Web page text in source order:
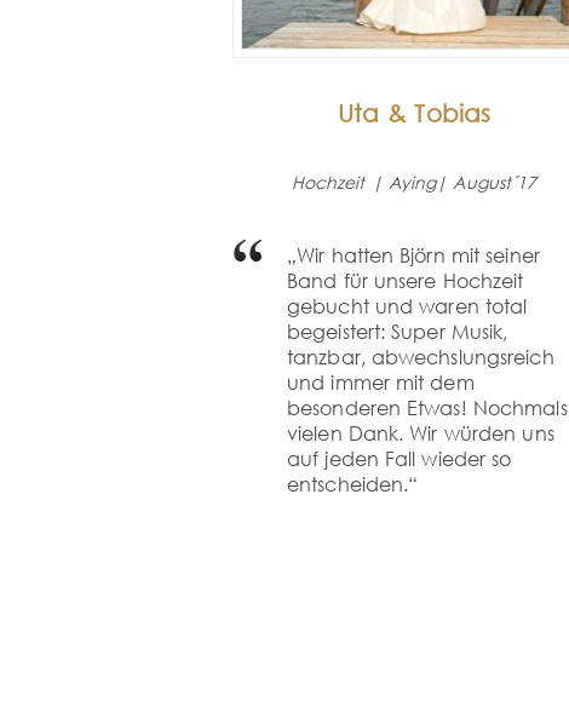
Uta & Tobias
Hochzeit | Aying| August´17
„Wir hatten Björn mit seiner
Band für unsere Hochzeit
gebucht und waren total
begeistert: Super Musik,
tanzbar, abwechslungsreich
und immer mit dem
besonderen Etwas! Nochmals
vielen Dank. Wir würden uns
auf jeden Fall wieder so
entscheiden.“